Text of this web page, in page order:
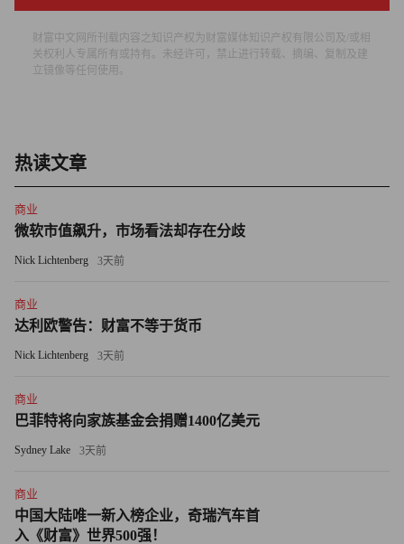
露，证券代币化一直是Coinbase公司长期追求的目标。2021
年，也就是Coinbase公司IPO的那一年，该公司曾尝试将自
币化的热情。
哈斯表示：“我认为，现在美国的监管机构是支持产品创新
的，也期望推动行业的发展。我很高兴我们或许能跟证监会
特别工作组重启相关对话，也希望我们能够推出代币化证
格雷瓦尔表示，按照美国现行政策，多数提供证券交易服务
的公司必须注册为股票经纪商，比如富达，再比如摩根士丹
Coinbase若想让证监会对代币化证券开绿灯，申请途径之一
格雷瓦尔指出：“有了证监会开具的无异议函，代币化证券
的发行方或者这些证券的二级交易平台就有了一定的信心和
财富中文网所刊载内容之知识产权为财富媒体知识产权有限公司及/或相
关权利人专属所有或持有。未经许可，禁止进行转载、摘编、复制及建
立镜像等任何使用。
热读文章
商业
微软市值飙升，市场看法却存在分歧
Nick Lichtenberg 3天前
商业
达利欧警告：财富不等于货币
Nick Lichtenberg 3天前
商业
巴菲特将向家族基金会捐赠1400亿美元
Sydney Lake 3天前
商业
中国大陆唯一新入榜企业，奇瑞汽车首
入《财富》世界500强！